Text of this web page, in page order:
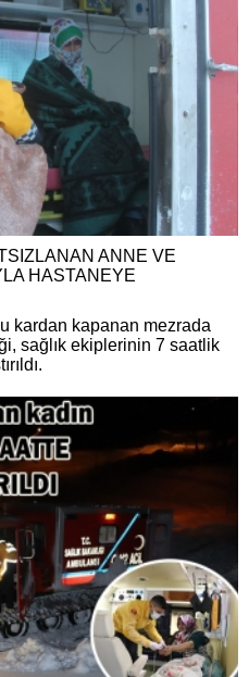
ANNE VE
HASTANEYE
kardan kapanan mezrada
sağlık ekiplerinin 7 saatlik